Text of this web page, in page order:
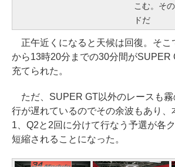
こむ。そ
ドだ
正午近くになると天候は回復。そこ
から13時20分までの30分間がSUPER
充てられた。
ただ、SUPER GT以外のレースも霧
行が遅れているのでその余波もあり、
1、Q2と2回に分けて行なう予選が各
短縮されることになった。